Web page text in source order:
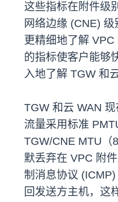
这些指标在附件级
网络边缘 (CNE)
更精细地了解
的指标使客户能够
入地了解 TGW 和
TGW 和云 WAN
流量采用标准
TGW/CNE MTU（
默丢弃在 VPC 附
制消息协议 (ICMP)
回发送方主机，这